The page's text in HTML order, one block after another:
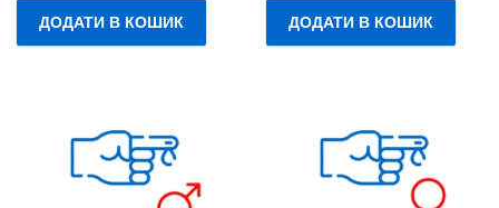
ДОДАТИ В КОШИК ДОДАТИ В КОШИК